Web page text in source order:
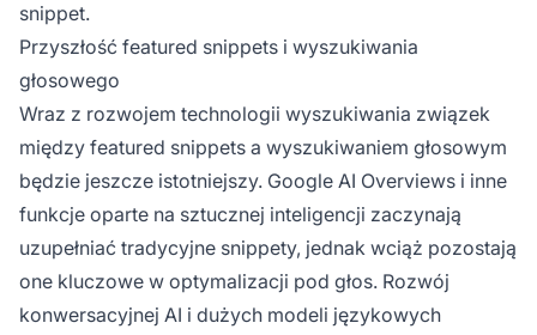
snippet.
Przyszłość featured snippets i wyszukiwania
głosowego
Wraz z rozwojem technologii wyszukiwania związek
między featured snippets a wyszukiwaniem głosowym
będzie jeszcze istotniejszy. Google AI Overviews i inne
funkcje oparte na sztucznej inteligencji zaczynają
uzupełniać tradycyjne snippety, jednak wciąż pozostają
one kluczowe w optymalizacji pod głos. Rozwój
konwersacyjnej AI i dużych modeli językowych